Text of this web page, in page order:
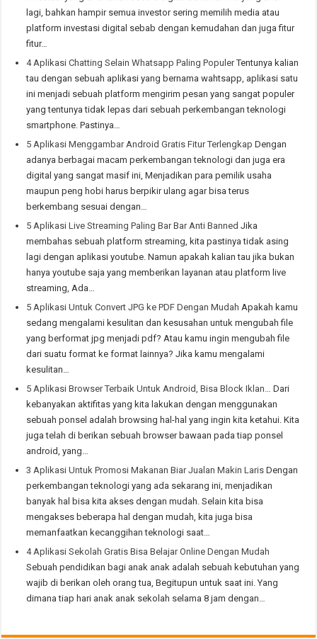
lagi, bahkan hampir semua investor sering memilih media atau
platform investasi digital sebab dengan kemudahan dan juga fitur
fitur…
4 Aplikasi Chatting Selain Whatsapp Paling PopulerTentunya kalian
tau dengan sebuah aplikasi yang bernama wahtsapp, aplikasi satu
ini menjadi sebuah platform mengirim pesan yang sangat populer
yang tentunya tidak lepas dari sebuah perkembangan teknologi
smartphone. Pastinya…
5 Aplikasi Menggambar Android Gratis Fitur Terlengkap Dengan
adanya berbagai macam perkembangan teknologi dan juga era
digital yang sangat masif ini, Menjadikan para pemilik usaha
maupun peng hobi harus berpikir ulang agar bisa terus
berkembang sesuai dengan…
5 Aplikasi Live Streaming Paling Bar Bar Anti Banned Jika
membahas sebuah platform streaming, kita pastinya tidak asing
lagi dengan aplikasi youtube. Namun apakah kalian tau jika bukan
hanya youtube saja yang memberikan layanan atau platform live
streaming, Ada…
5 Aplikasi Untuk Convert JPG ke PDF Dengan Mudah Apakah kamu
sedang mengalami kesulitan dan kesusahan untuk mengubah file
yang berformat jpg menjadi pdf? Atau kamu ingin mengubah file
dari suatu format ke format lainnya? Jika kamu mengalami
kesulitan…
5 Aplikasi Browser Terbaik Untuk Android, Bisa Block Iklan…
Dari
kebanyakan aktifitas yang kita lakukan dengan menggunakan
sebuah ponsel adalah browsing hal-hal yang ingin kita ketahui. Kita
juga telah di berikan sebuah browser bawaan pada tiap ponsel
android, yang…
3 Aplikasi Untuk Promosi Makanan Biar Jualan Makin Laris Dengan
perkembangan teknologi yang ada sekarang ini, menjadikan
banyak hal bisa kita akses dengan mudah. Selain kita bisa
mengakses beberapa hal dengan mudah, kita juga bisa
memanfaatkan kecanggihan teknologi saat…
4 Aplikasi Sekolah Gratis Bisa Belajar Online Dengan Mudah
Sebuah pendidikan bagi anak anak adalah sebuah kebutuhan yang
wajib di berikan oleh orang tua, Begitupun untuk saat ini. Yang
dimana tiap hari anak anak sekolah selama 8 jam dengan…